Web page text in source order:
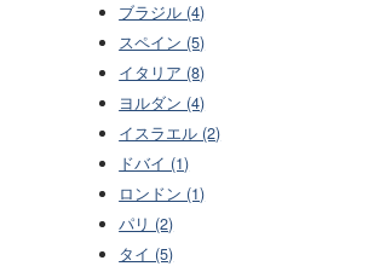
ブラジル (4)
スペイン (5)
イタリア (8)
ヨルダン (4)
イスラエル (2)
ドバイ (1)
ロンドン (1)
パリ (2)
タイ (5)